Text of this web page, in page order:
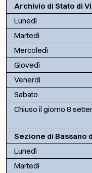
Archivio di Stato di
Lunedì
Martedì
Mercoledì
Giovedì
Venerdì
Sabato
Chiuso il giorno 8
Sezione di Bassano
Lunedì
Martedì